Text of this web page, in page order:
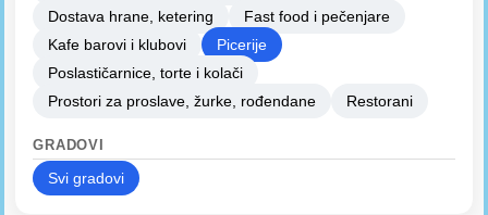
Dostava hrane, ketering
Fast food i pečenjare
Kafe barovi i klubovi
Picerije
Poslastičarnice, torte i kolači
Prostori za proslave, žurke, rođendane
Restorani
GRADOVI
Svi gradovi